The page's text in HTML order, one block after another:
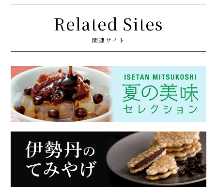
Related Sites
関連サイト